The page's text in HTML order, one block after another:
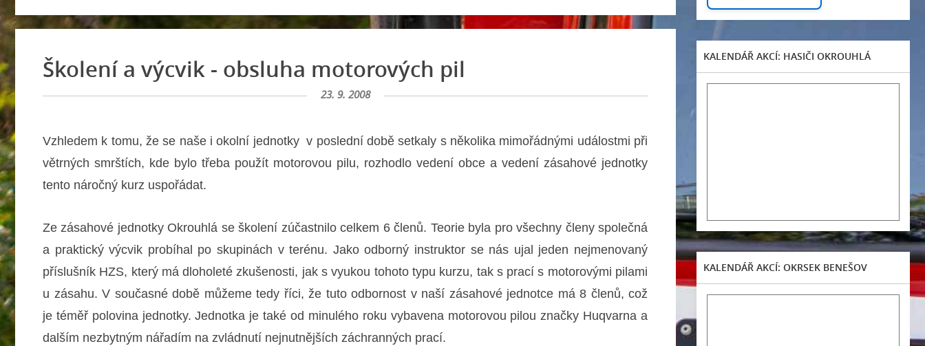
Školení a výcvik - obsluha motorových pil
23. 9. 2008
Vzhledem k tomu, že se naše i okolní jednotky v poslední době setkaly s několika mimořádnými událostmi při
větrných smrštích, kde bylo třeba použít motorovou pilu, rozhodlo vedení obce a vedení zásahové jednotky
tento náročný kurz uspořádat.
Ze zásahové jednotky Okrouhlá se školení zúčastnilo celkem 6 členů. Teorie byla pro všechny členy společná
a praktický výcvik probíhal po skupinách v terénu. Jako odborný instruktor se nás ujal jeden nejmenovaný
příslušník HZS, který má dloholeté zkušenosti, jak s vyukou tohoto typu kurzu, tak s prací s motorovými pilami
u zásahu. V současné době můžeme tedy říci, že tuto odbornost v naší zásahové jednotce má 8 členů, což
je téměř polovina jednotky. Jednotka je také od minulého roku vybavena motorovou pilou značky Huqvarna a
dalším nezbytným nářadím na zvládnutí nejnutnějších záchranných prací.
KALENDÁŘ AKCÍ: HASIČI OKROUHLÁ
KALENDÁŘ AKCÍ: OKRSEK BENEŠOV